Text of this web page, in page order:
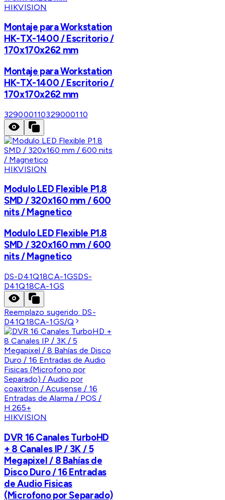
HIKVISION
Montaje para Workstation
HK-TX-1400 / Escritorio /
170x170x262 mm
Montaje para Workstation
HK-TX-1400 / Escritorio /
170x170x262 mm
329000110329000110
HIKVISION
Modulo LED Flexible P1.8
SMD / 320x160 mm / 600
nits / Magnetico
Modulo LED Flexible P1.8
SMD / 320x160 mm / 600
nits / Magnetico
DS-D41Q18CA-1GSDS-
D41Q18CA-1GS
Reemplazo sugerido: DS-
D41Q18CA-1GS/Q
HIKVISION
DVR 16 Canales TurboHD
+ 8 Canales IP / 3K / 5
Megapixel / 8 Bahías de
Disco Duro / 16 Entradas
de Audio Fisicas
(Microfono por Separado)